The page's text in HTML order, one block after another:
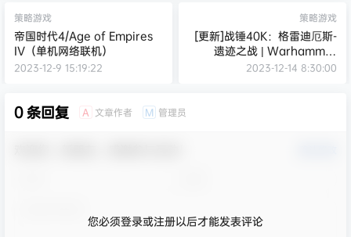
策略游戏
帝国时代4/Age of Empires
IV（单机网络联机）
2023-12-9 15:19:22
策略游戏
[更新]战锤40K：格雷迪厄斯-
遗迹之战 | Warhammer
40,000：Gladius – Relics
2023-12-14 8:30:00
0 条回复 A 文章作者 M 管理员
您必须登录或注册以后才能发表评论